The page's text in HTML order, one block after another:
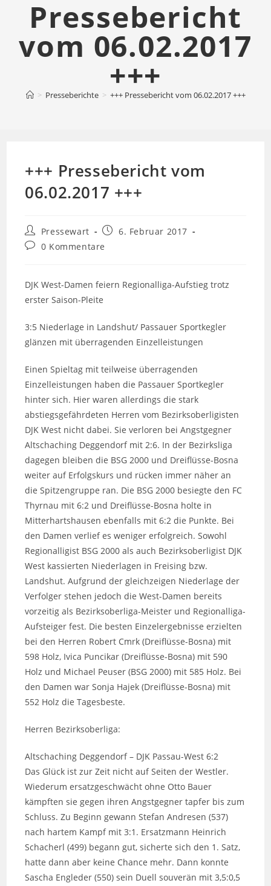
Pressebericht
vom 06.02.2017
+++
> Presseberichte > +++ Pressebericht vom 06.02.2017 +++
+++ Pressebericht vom
06.02.2017 +++
Beitrags-
Autor:
Pressewart
Beitrag6. Februar 2017
Beitrags-
0 Kommentare
DJK West-Damen feiern Regionalliga-Aufstieg trotz
erster Saison-Pleite
3:5 Niederlage in Landshut/ Passauer Sportkegler
glänzen mit überragenden Einzelleistungen
Einen Spieltag mit teilweise überragenden
Einzelleistungen haben die Passauer Sportkegler
hinter sich. Hier waren allerdings die stark
abstiegsgefährdeten Herren vom Bezirksoberligisten
DJK West nicht dabei. Sie verloren bei Angstgegner
Altschaching Deggendorf mit 2:6. In der Bezirksliga
dagegen bleiben die BSG 2000 und Dreiflüsse-Bosna
weiter auf Erfolgskurs und rücken immer näher an
die Spitzengruppe ran. Die BSG 2000 besiegte den FC
Thyrnau mit 6:2 und Dreiflüsse-Bosna holte in
Mitterhartshausen ebenfalls mit 6:2 die Punkte. Bei
den Damen verlief es weniger erfolgreich. Sowohl
Regionalligist BSG 2000 als auch Bezirksoberligist DJK
West kassierten Niederlagen in Freising bzw.
Landshut. Aufgrund der gleichzeigen Niederlage der
Verfolger stehen jedoch die West-Damen bereits
vorzeitig als Bezirksoberliga-Meister und Regionalliga-
Aufsteiger fest. Die besten Einzelergebnisse erzielten
bei den Herren Robert Cmrk (Dreiflüsse-Bosna) mit
598 Holz, Ivica Puncikar (Dreiflüsse-Bosna) mit 590
Holz und Michael Peuser (BSG 2000) mit 585 Holz. Bei
den Damen war Sonja Hajek (Dreiflüsse-Bosna) mit
552 Holz die Tagesbeste.
Herren Bezirksoberliga:
Altschaching Deggendorf – DJK Passau-West 6:2
Das Glück ist zur Zeit nicht auf Seiten der Westler.
Wiederum ersatzgeschwächt ohne Otto Bauer
kämpften sie gegen ihren Angstgegner tapfer bis zum
Schluss. Zu Beginn gewann Stefan Andresen (537)
nach hartem Kampf mit 3:1. Ersatzmann Heinrich
Schacherl (499) begann gut, sicherte sich den 1. Satz,
hatte dann aber keine Chance mehr. Dann konnte
Sascha Engleder (550) sein Duell souverän mit 3,5:0,5